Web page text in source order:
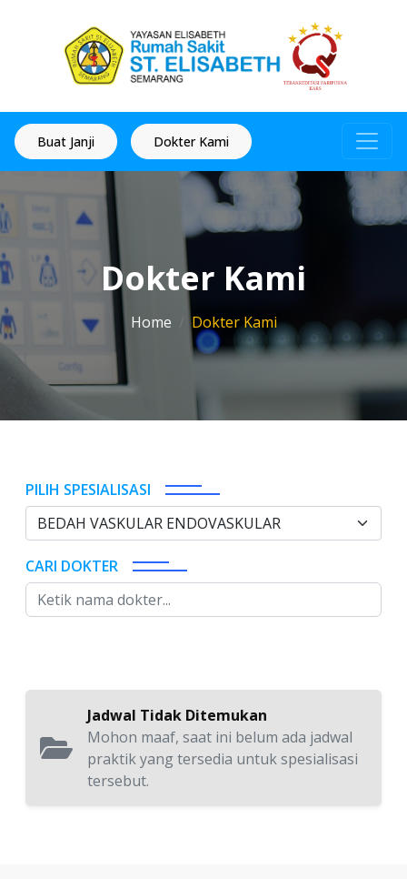
Buat Janji Dokter Kami
Dokter Kami
Home Dokter Kami
PILIH SPESIALISASI
BEDAH VASKULAR ENDOVASKULAR
CARI DOKTER
Jadwal Tidak Ditemukan
Mohon maaf, saat ini belum ada jadwal
praktik yang tersedia untuk spesialisasi
tersebut.